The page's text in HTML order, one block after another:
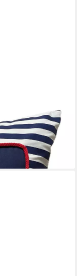
blau/weiß gestreift,